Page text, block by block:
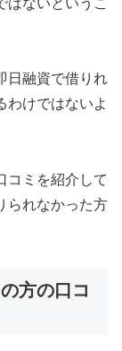
日融資で借りれ
わけではないよ
コミを紹介して
られなかった方
方の口コ